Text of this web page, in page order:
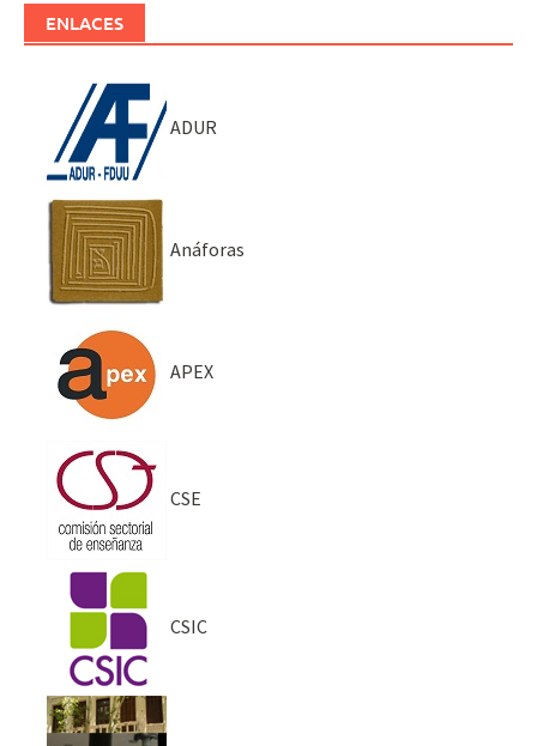
ENLACES
ADUR
Anáforas
APEX
CSE
CSIC